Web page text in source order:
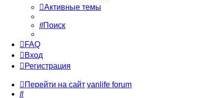
Активные темы
Поиск
FAQ
Вход
Регистрация
Перейти на сайт vanlife forum
Поиск